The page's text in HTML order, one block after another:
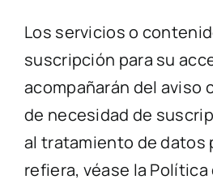
Los servicios o
suscripción para su
acompañarán del aviso
de necesidad de
al tratamiento de datos
refiera, véase la Política